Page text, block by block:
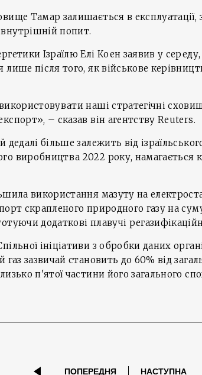
Тамар залишається в
попит.
Ізраїлю Елі Коен заявив у
лише після того, як військове
наші стратегічні
– сказав він агентству Reuters.
дедалі більше залежить від
виробництва 2022 року, намагається
використання мазуту на
скрапленого природного газу на
додаткові плавучі
ініціативи з обробки даних
газ зазвичай становить до 60% від
п'ятої частини його загального
ПОПЕРЕДНЯ НАСТУПНА